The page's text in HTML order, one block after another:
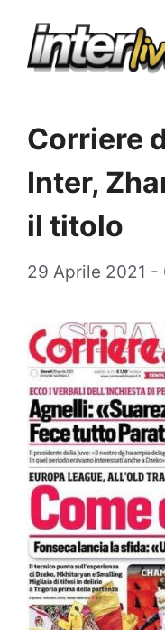
Corriere
Inter,
il titolo
29 Aprile 2021 -